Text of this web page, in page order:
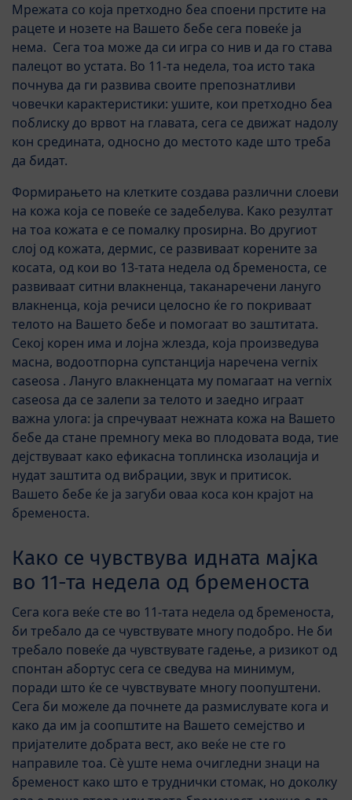
Мрежата со која претходно беа споени прстите на
рацете и нозете на Вашето бебе сега повеќе ја
нема. Сега тоа може да си игра со нив и да го става
палецот во устата. Во 11-та недела, тоа исто така
почнува да ги развива своите препознатливи
човечки карактеристики: ушите, кои претходно беа
поблиску до врвот на главата, сега се движат надолу
кон средината, односно до местото каде што треба
да бидат.
Формирањето на клетките создава различни слоеви
на кожа која се повеќе се задебелува. Како резултат
на тоа кожата е се помалку проѕирна. Во другиот
слој од кожата, дермис, се развиваат корените за
косата, од кои во 13-тата недела од бременоста, се
развиваат ситни влакненца, таканаречени лануго
влакненца, која речиси целосно ќе го покриваат
телото на Вашето бебе и помогаат во заштитата.
Секој корен има и лојна жлезда, која произведува
масна, водоотпорна супстанција наречена vernix
caseosa . Лануго влакненцата му помагаат на vernix
caseosa да се залепи за телото и заедно играат
важна улога: ја спречуваат нежната кожа на Вашето
бебе да стане премногу мека во плодовата вода, тие
дејствуваат како ефикасна топлинска изолација и
нудат заштита од вибрации, звук и притисок.
Вашето бебе ќе ја загуби оваа коса кон крајот на
бременоста.
Како се чувствува идната мајка
во 11-та недела од бременоста
Сега кога веќе сте во 11-тата недела од бременоста,
би требало да се чувствувате многу подобро. Не би
требало повеќе да чувствувате гадење, а ризикот од
спонтан абортус сега се сведува на минимум,
поради што ќе се чувствувате многу поопуштени.
Сега би можеле да почнете да размислувате кога и
како да им ја соопштите на Вашето семејство и
пријателите добрата вест, ако веќе не сте го
направиле тоа. Сè уште нема очигледни знаци на
бременост како што е труднички стомак, но доколку